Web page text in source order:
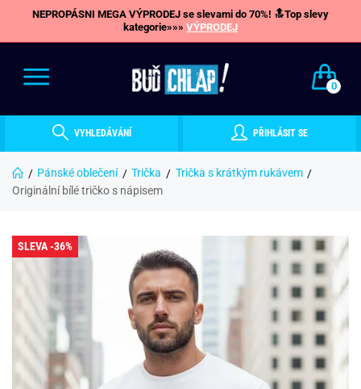
NEPROPÁSNI MEGA VÝPRODEJ se slevami do 70%! 🔝Top slevy
kategorie»»» VÝPRODEJ
0
VYHLEDÁVÁNÍ PŘIHLÁSIT SE
Pánské oblečení Trička
Trička s krátkým rukávem
Originální bílé tričko s nápisem
SLEVA -36%